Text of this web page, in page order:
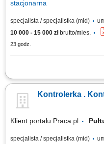
stacjonarna
specjalista / specjalistka (mid)
10 000 - 15 000 złbrutto/mies.
23 godz.
Kontrola, analiza kosztów firmy
Weryfikacja faktur kosztowych
Sporządzanie raportów i
Kontrolerka .
Klient portalu Praca.pl
specjalista / specjalistka (mid)